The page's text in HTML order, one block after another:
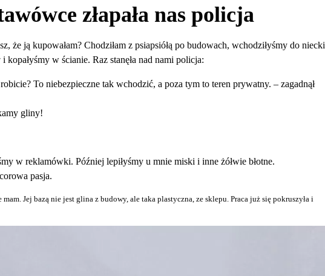
złapała nas policja
że ją kupowałam? Chodziłam z psiapsiółą po budowach, wchodziłyśmy do niecki
kopałyśmy w ścianie. Raz stanęła nad nami policja:
To niebezpieczne tak wchodzić, a poza tym to teren prywatny. – zagadnął
gliny!
w reklamówki. Później lepiłyśmy u mnie miski i inne żółwie błotne.
pasja.
Jej bazą nie jest glina z budowy, ale taka plastyczna, ze sklepu. Praca już się pokruszyła i